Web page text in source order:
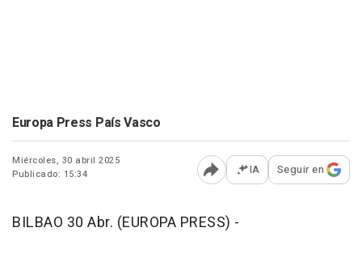
Europa Press País Vasco
Miércoles, 30 abril 2025
Publicado: 15:34
Abrir opciones para
IA Seguir en
BILBAO 30 Abr. (EUROPA PRESS) -